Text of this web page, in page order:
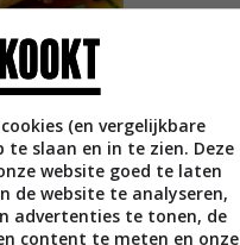
(en vergelijkbare
slaan en in te zien. Deze
website goed te laten
de website te analyseren,
advertenties te tonen, de
content te meten en onze